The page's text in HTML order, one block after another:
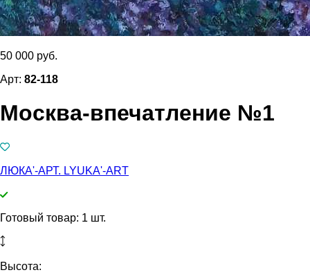
50 000 руб.
Арт: 82-118
Москва-впечатление №1
ЛЮКА'-АРТ. LYUKA'-ART
Готовый товар: 1 шт.
Высота: